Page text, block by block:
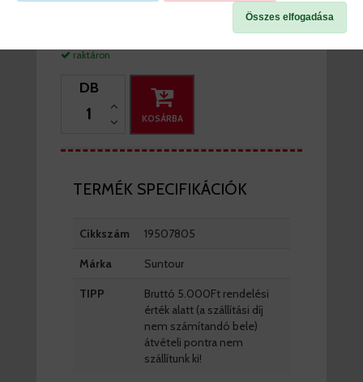
Összes elfogadása
raktáron
DB
KOSÁRBA
TERMÉK SPECIFIKÁCIÓK
Cikkszám 19507805
Márka Suntour
TIPP
Bruttó 5.000Ft rendelési
érték alatt (a szállítási díj
nem számítandó bele)
átvételi pontra nem
szállítunk ki!